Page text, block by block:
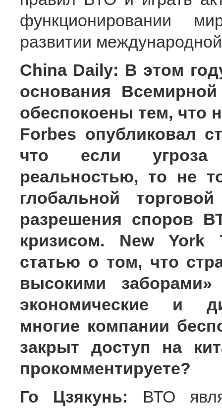
функционировании
развитии
China Daily: В этом
основания
обеспокоены тем, что
Forbes опубликовал
что если угроза
реальностью, то не
глобальной
разрешения споров
кризисом. New York
статью о том, что
высокими
экономические и
многие компании
закрыт доступ на
прокомментируете?
Го Цзякунь: ВТО